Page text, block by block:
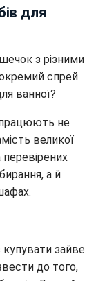
для
з різними
спрей
ванної?
працюють не
великої
перевірених
а й
зайве.
до того,